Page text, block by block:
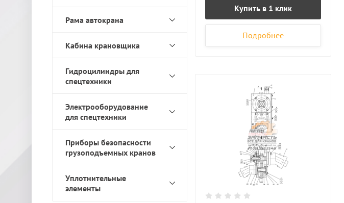
Рама автокрана
Кабина крановщика
Гидроцилиндры для
спецтехники
Электрооборудование
для спецтехники
Приборы безопасности
грузоподъемных кранов
Уплотнительные
элементы
Купить в 1 клик
Подробнее